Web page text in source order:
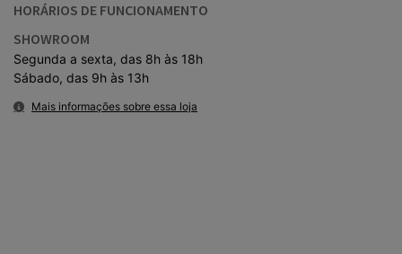
HORÁRIOS DE FUNCIONAMENTO
SHOWROOM
Segunda a sexta, das 8h às 18h
Sábado, das 9h às 13h
Mais informações sobre essa loja